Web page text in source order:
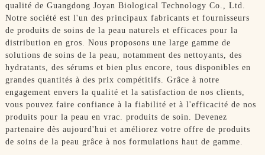
qualité de Guangdong Joyan Biological Technology Co., Ltd.
Notre société est l'un des principaux fabricants et fournisseurs
de produits de soins de la peau naturels et efficaces pour la
distribution en gros. Nous proposons une large gamme de
solutions de soins de la peau, notamment des nettoyants, des
hydratants, des sérums et bien plus encore, tous disponibles en
grandes quantités à des prix compétitifs. Grâce à notre
engagement envers la qualité et la satisfaction de nos clients,
vous pouvez faire confiance à la fiabilité et à l'efficacité de nos
produits pour la peau en vrac. produits de soin. Devenez
partenaire dès aujourd'hui et améliorez votre offre de produits
de soins de la peau grâce à nos formulations haut de gamme.